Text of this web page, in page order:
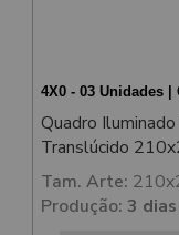
4X0 - 03 Unidades |
Quadro
Translúcido
Tam. Arte:
Produção: 3 dias